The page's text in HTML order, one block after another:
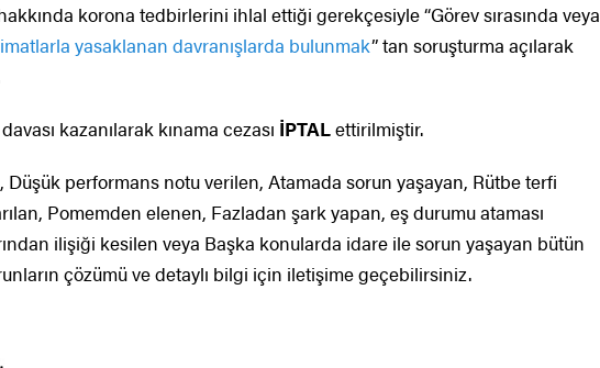
korona tedbirlerini ihlal ettiği gerekçesiyle “Görev sırasında veya
yasaklanan davranışlarda bulunmak” tan soruşturma açılarak
kazanılarak kınama cezası İPTALettirilmiştir.
Düşük performans notu verilen, Atamada sorun yaşayan, Rütbe terfi
Pomemden elenen, Fazladan şark yapan, eş durumu ataması
ilişiği kesilen veya Başka konularda idare ile sorun yaşayan bütün
çözümü ve detaylı bilgi için iletişime geçebilirsiniz.